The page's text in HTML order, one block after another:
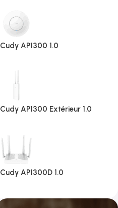
Cudy AP1300 1.0
Cudy AP1300 Extérieur 1.0
Cudy AP1300D 1.0